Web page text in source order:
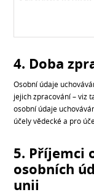
4. Doba
Osobní údaje
jejich zpracování – viz
osobní údaje
účely vědecké a pro
5. Příjemci
osobních
unii